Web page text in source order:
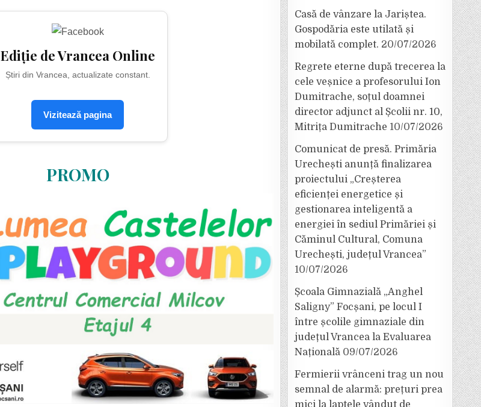
Ediție de Vrancea Online
Știri din Vrancea, actualizate constant.
Vizitează pagina
PROMO
Casă de vânzare la Jariștea.
Gospodăria este utilată și
mobilată complet. 20/07/2026
Regrete eterne după trecerea la
cele veșnice a profesorului Ion
Dumitrache, soțul doamnei
director adjunct al Școlii nr. 10,
Mitrița Dumitrache 10/07/2026
Comunicat de presă. Primăria
Urechești anunță finalizarea
proiectului „Creșterea
eficienței energetice și
gestionarea inteligentă a
energiei în sediul Primăriei și
Căminul Cultural, Comuna
Urechești, județul Vrancea”
10/07/2026
Școala Gimnazială „Anghel
Saligny” Focșani, pe locul I
între școlile gimnaziale din
județul Vrancea la Evaluarea
Națională 09/07/2026
Fermierii vrânceni trag un nou
semnal de alarmă: prețuri prea
mici la laptele vândut de